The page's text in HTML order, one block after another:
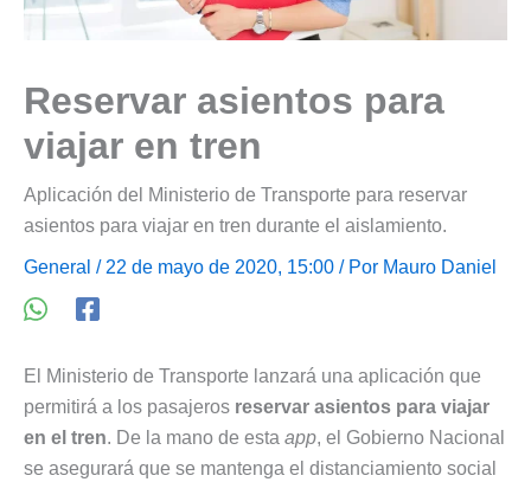
Reservar asientos para
viajar en tren
Aplicación del Ministerio de Transporte para reservar
asientos para viajar en tren durante el aislamiento.
General / 22 de mayo de 2020, 15:00 / Por Mauro Daniel
El Ministerio de Transporte lanzará una aplicación que
permitirá a los pasajeros reservar asientos para viajar
en el tren. De la mano de esta app, el Gobierno Nacional
se asegurará que se mantenga el distanciamiento social